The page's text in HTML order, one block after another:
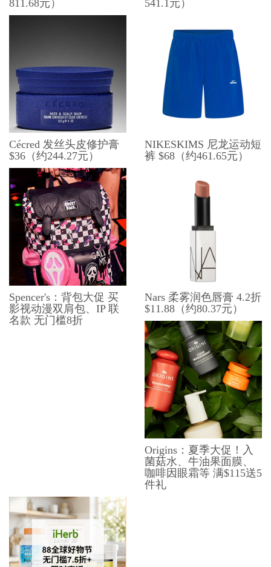
811.68元）
541.1元）
Cécred 发丝头皮修护膏
$36（约244.27元）
NIKESKIMS 尼龙运动短
裤 $68（约461.65元）
Spencer's：背包大促 买
影视动漫双肩包、​​IP 联
名款 无门槛8折
Nars 柔雾润色唇膏 4.2折
$11.88（约80.37元）
Origins：夏季大促！入
菌菇水、牛油果面膜、
咖啡因眼霜等 满$115送5
件礼